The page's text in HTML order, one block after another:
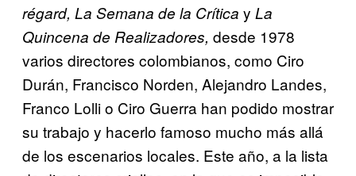
régard, La Semana de la Crítica y La
Quincena de Realizadores, desde 1978
varios directores colombianos, como Ciro
Durán, Francisco Norden, Alejandro Landes,
Franco Lolli o Ciro Guerra han podido mostrar
su trabajo y hacerlo famoso mucho más allá
de los escenarios locales. Este año, a la lista